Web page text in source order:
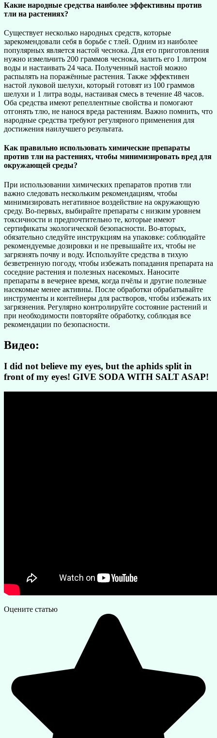
Какие народные средства наиболее эффективны против
тли на растениях?
Существует несколько народных средств, которые
зарекомендовали себя в борьбе с тлей. Одним из наиболее
популярных является настой чеснока. Для его приготовления
нужно измельчить 200 граммов чеснока, залить его 1 литром
воды и настаивать 24 часа. Полученный настой можно
распылять на поражённые растения. Также эффективен
настой луковой шелухи, который готовят из 100 граммов
шелухи и 1 литра воды, настаивая смесь в течение 48 часов.
Оба средства имеют репеллентные свойства и помогают
отгонять тлю, не нанося вреда растениям. Важно помнить, что
народные средства требуют регулярного применения для
достижения наилучшего результата.
Как правильно использовать химические препараты
против тли на растениях, чтобы минимизировать вред для
окружающей среды?
При использовании химических препаратов против тли
важно следовать нескольким рекомендациям, чтобы
минимизировать негативное воздействие на окружающую
среду. Во-первых, выбирайте препараты с низким уровнем
токсичности и предпочтительно те, которые имеют
сертификаты экологической безопасности. Во-вторых,
обязательно следуйте инструкциям на упаковке: соблюдайте
рекомендуемые дозировки и не превышайте их, чтобы не
загрязнять почву и воду. Используйте средства в тихую
безветренную погоду, чтобы избежать попадания препарата на
соседние растения и полезных насекомых. Наносите
препараты в вечернее время, когда пчёлы и другие полезные
насекомые менее активны. После обработки обрабатывайте
инструменты и контейнеры для растворов, чтобы избежать их
загрязнения. Регулярно контролируйте состояние растений и
при необходимости повторяйте обработку, соблюдая все
рекомендации по безопасности.
Видео:
I did not believe my eyes, but the aphids split in
front of my eyes! GIVE SODA WITH SALT ASAP!
Оцените статью